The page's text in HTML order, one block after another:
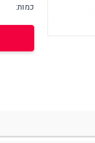
הצלה בחירום
ציוד רפואי / עזרה ראשונה
כמות: